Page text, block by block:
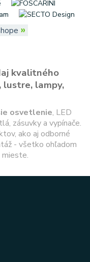
»
kvalitného
lustre, lampy,
osvetlenie, LED
zásuvky a vypínače.
ako aj odborné
- všetko ohľadom